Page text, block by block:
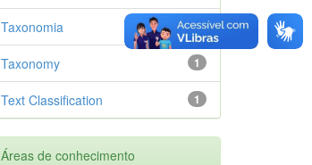
1
Taxonomia
1
Taxonomy
1
Text Classification
Áreas de conhecimento